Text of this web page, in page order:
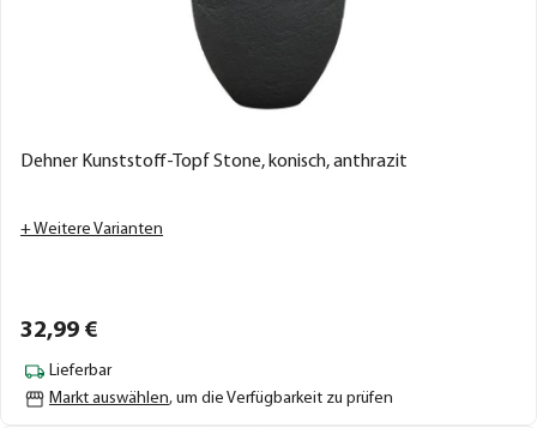
Dehner Kunststoff-Topf Stone, konisch, anthrazit
+ Weitere Varianten
32,99 €
Lieferbar
Markt auswählen, um die Verfügbarkeit zu prüfen